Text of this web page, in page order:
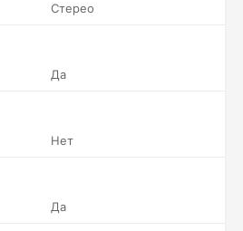
Стерео
Да
Нет
Да